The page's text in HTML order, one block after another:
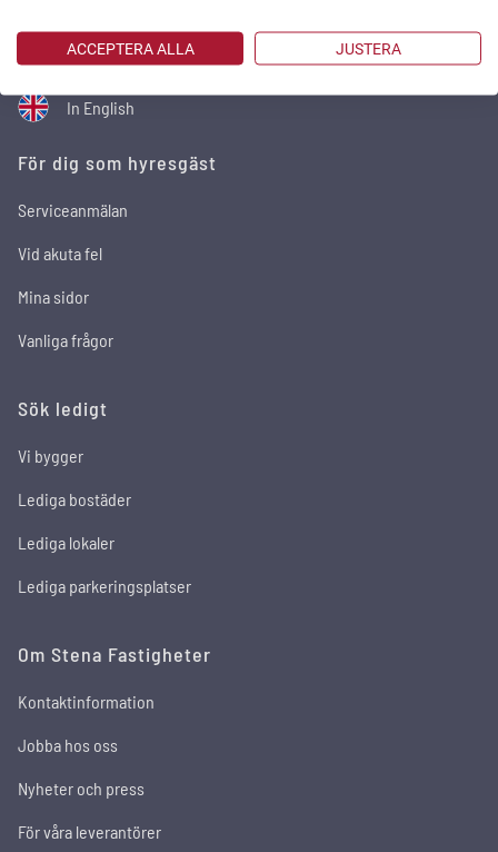
tillsammans med de boende och andra intressenter för att skapa
attraktiva områden där människor trivs och bor kvar länge.
In English
För dig som hyresgäst
Serviceanmälan
Vid akuta fel
Mina sidor
Vanliga frågor
Sök ledigt
Vi bygger
Lediga bostäder
Lediga lokaler
Lediga parkeringsplatser
Om Stena Fastigheter
Kontaktinformation
Jobba hos oss
Nyheter och press
För våra leverantörer
ACCEPTERA ALLA JUSTERA